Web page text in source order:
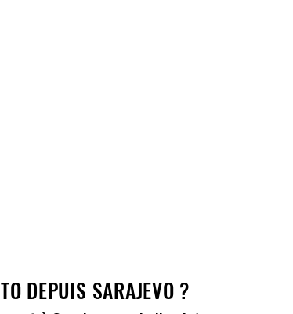
DEPUIS SARAJEVO ?